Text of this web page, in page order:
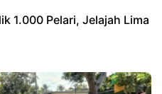
1.000 Pelari, Jelajah Lima